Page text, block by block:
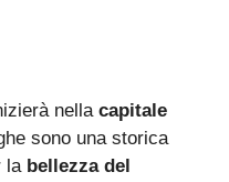
nella capitale
sono una storica
la bellezza del